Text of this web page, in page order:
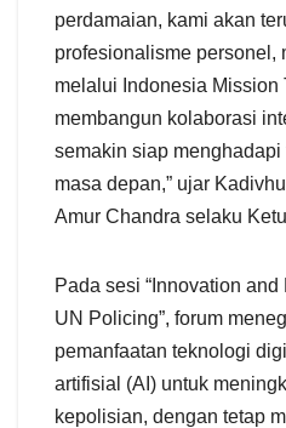
perdamaian, kami akan
profesionalisme personel,
melalui Indonesia Mission
membangun kolaborasi
semakin siap
masa depan,” ujar
Amur Chandra selaku
Pada sesi “Innovation
UN Policing”, forum
pemanfaatan teknologi
artifisial (AI) untuk
kepolisian, dengan tetap